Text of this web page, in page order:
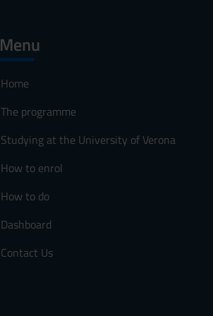
Menu
Home
The programme
Studying at the University of Verona
How to enrol
How to do
Dashboard
Contact Us